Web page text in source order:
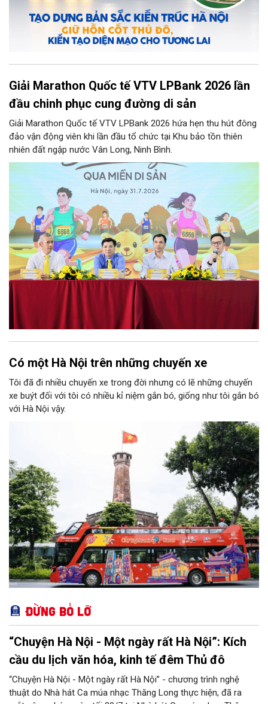
Giải Marathon Quốc tế VTV LPBank 2026 lần
đầu chinh phục cung đường di sản
Giải Marathon Quốc tế VTV LPBank 2026 hứa hẹn thu hút đông
đảo vận động viên khi lần đầu tổ chức tại Khu bảo tồn thiên
nhiên đất ngập nước Vân Long, Ninh Bình.
Có một Hà Nội trên những chuyến xe
Tôi đã đi nhiều chuyến xe trong đời nhưng có lẽ những chuyến
xe buýt đối với tôi có nhiều kỉ niệm gắn bó, giống như tôi gắn bó
với Hà Nội vậy.
Đừng bỏ lỡ
“Chuyện Hà Nội - Một ngày rất Hà Nội”: Kích
cầu du lịch văn hóa, kinh tế đêm Thủ đô
“Chuyện Hà Nội - Một ngày rất Hà Nội” - chương trình nghệ
thuật do Nhà hát Ca múa nhạc Thăng Long thực hiện, đã ra